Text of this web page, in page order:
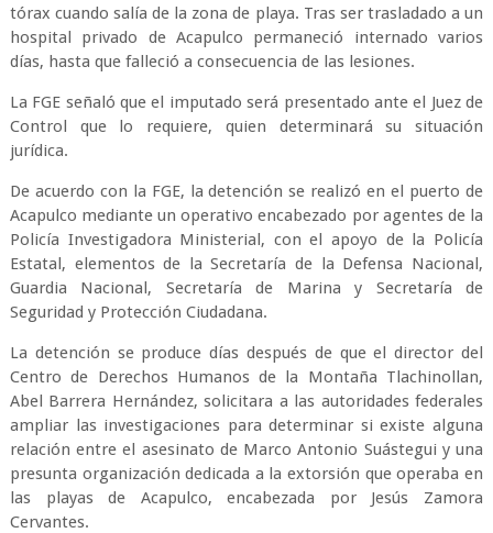
tórax cuando salía de la zona de playa. Tras ser trasladado a un
hospital privado de Acapulco permaneció internado varios
días, hasta que falleció a consecuencia de las lesiones.
La FGE señaló que el imputado será presentado ante el Juez de
Control que lo requiere, quien determinará su situación
jurídica.
De acuerdo con la FGE, la detención se realizó en el puerto de
Acapulco mediante un operativo encabezado por agentes de la
Policía Investigadora Ministerial, con el apoyo de la Policía
Estatal, elementos de la Secretaría de la Defensa Nacional,
Guardia Nacional, Secretaría de Marina y Secretaría de
Seguridad y Protección Ciudadana.
La detención se produce días después de que el director del
Centro de Derechos Humanos de la Montaña Tlachinollan,
Abel Barrera Hernández, solicitara a las autoridades federales
ampliar las investigaciones para determinar si existe alguna
relación entre el asesinato de Marco Antonio Suástegui y una
presunta organización dedicada a la extorsión que operaba en
las playas de Acapulco, encabezada por Jesús Zamora
Cervantes.